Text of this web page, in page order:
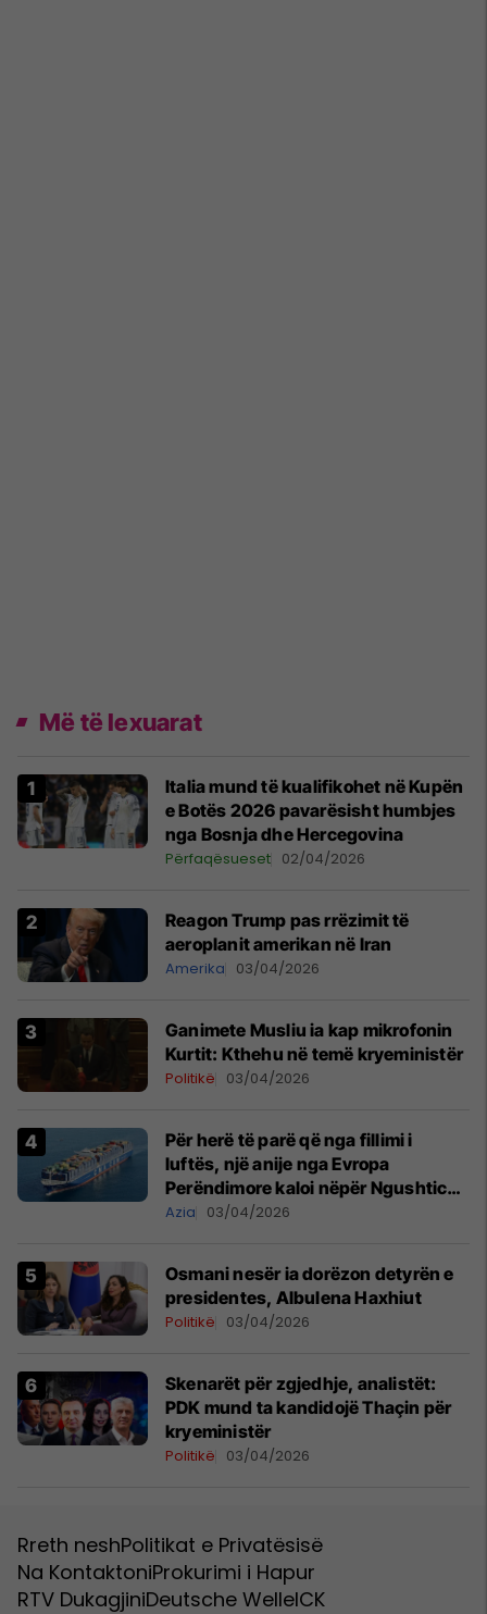
Më të lexuarat
Italia mund të kualifikohet në Kupën
e Botës 2026 pavarësisht humbjes
nga Bosnja dhe Hercegovina
Përfaqësueset 02/04/2026
Reagon Trump pas rrëzimit të
aeroplanit amerikan në Iran
Amerika 03/04/2026
Ganimete Musliu ia kap mikrofonin
Kurtit: Kthehu në temë kryeministër
Politikë 03/04/2026
Për herë të parë që nga fillimi i
luftës, një anije nga Evropa
Perëndimore kaloi nëpër Ngushticën
e Hormuzit
Azia 03/04/2026
Osmani nesër ia dorëzon detyrën e
presidentes, Albulena Haxhiut
Politikë 03/04/2026
Skenarët për zgjedhje, analistët:
PDK mund ta kandidojë Thaçin për
kryeministër
Politikë 03/04/2026
Rreth neshPolitikat e Privatësisë
Na KontaktoniProkurimi i Hapur
RTV DukagjiniDeutsche WelleICK